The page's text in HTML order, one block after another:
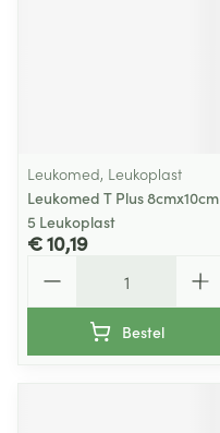
Leukomed, Leukoplast
Leukomed T Plus 8cmx10cm
5 Leukoplast
€ 10,19
Bestel